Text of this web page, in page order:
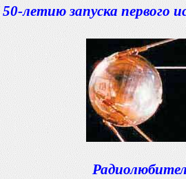
летию запуска первого